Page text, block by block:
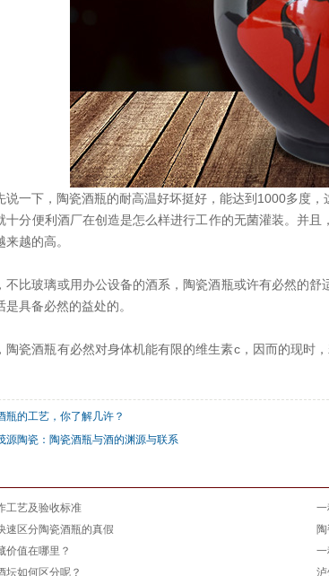
说一下，陶瓷酒瓶的耐高温好坏挺好，能达到1000多度
十分便利酒厂在创造是怎么样进行工作的无菌灌装。并
越的高。
不比玻璃或用办公设备的酒系，陶瓷酒瓶或许有必然的
是具备必然的益处的。
陶瓷酒瓶有必然对身体机能有限的维生素c，因而的现时
瓶的工艺，你了解几许？
源陶瓷：陶瓷酒瓶与酒的渊源与联系
工艺及验收标准
速区分陶瓷酒瓶的真假
价值在哪里？
坛如何区分呢？
泸